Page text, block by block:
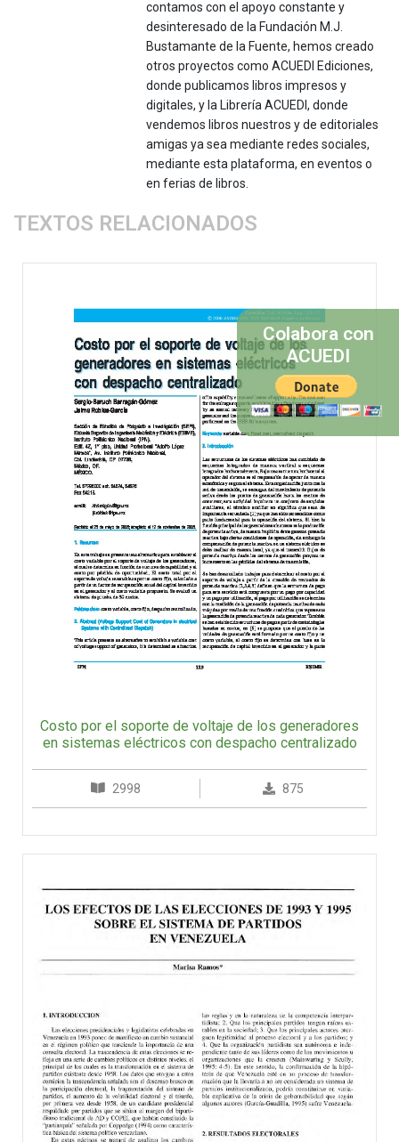
contamos con el apoyo constante y
desinteresado de la Fundación M.J.
Bustamante de la Fuente, hemos creado
otros proyectos como ACUEDI Ediciones,
donde publicamos libros impresos y
digitales, y la Librería ACUEDI, donde
vendemos libros nuestros y de editoriales
amigas ya sea mediante redes sociales,
mediante esta plataforma, en eventos o
en ferias de libros.
TEXTOS RELACIONADOS
Costo por el soporte de voltaje de los generadores
en sistemas eléctricos con despacho centralizado
2998 875
Colabora con
ACUEDI